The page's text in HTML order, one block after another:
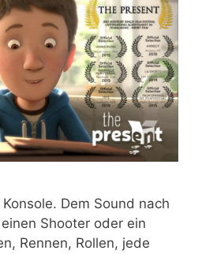
Dem Sound nach
Shoo­ter oder ein
Ren­nen, Rol­len, jede